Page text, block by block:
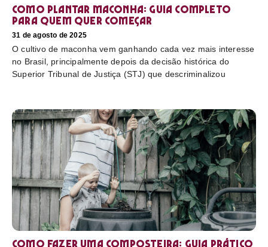
Como plantar maconha: guia completo
para quem quer começar
31 de agosto de 2025
O cultivo de maconha vem ganhando cada vez mais interesse
no Brasil, principalmente depois da decisão histórica do
Superior Tribunal de Justiça (STJ) que descriminalizou
Como fazer uma composteira: Guia prático